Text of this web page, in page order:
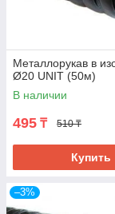
Металлорукав в
Ø20 UNIT (50м)
В наличии
495 ₸ 510 ₸
Купить
–3%